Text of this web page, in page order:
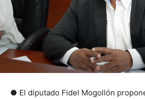
● El diputado Fidel Mogollón